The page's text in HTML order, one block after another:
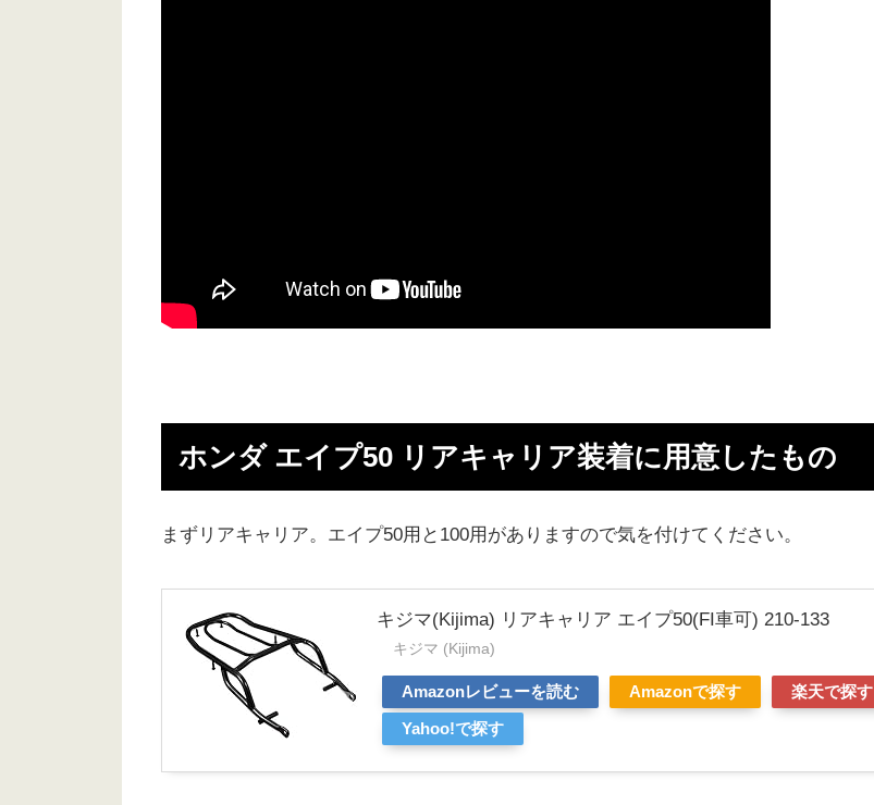
ホンダ エイプ50 リアキャリア装着に用意したもの
まずリアキャリア。エイプ50用と100用がありますので気を付けてください。
キジマ(Kijima) リアキャリア エイプ50(FI車可) 210-133
キジマ (Kijima)
Amazonレビューを読む Amazonで探す
楽天で探す
Yahoo!で探す